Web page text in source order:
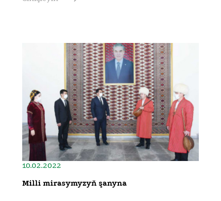
10.02.2022
Milli mirasymyzyň şanyna